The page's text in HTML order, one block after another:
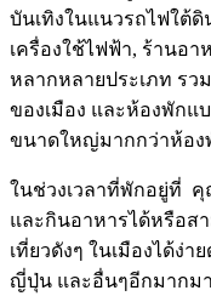
บันเทิงในแนวรถไฟใต้
เครื่องใช้ไฟฟ้า, ร้านอ
หลากหลายประเภท รว
ของเมือง และห้องพักแ
ขนาดใหญ่มากกว่าห้อง
ในช่วงเวลาที่พักอยู่ที่
และกินอาหารได้หรือส
เที่ยวดังๆ ในเมืองได้ง่
ญี่ปุ่น และอื่นๆอีกมากม